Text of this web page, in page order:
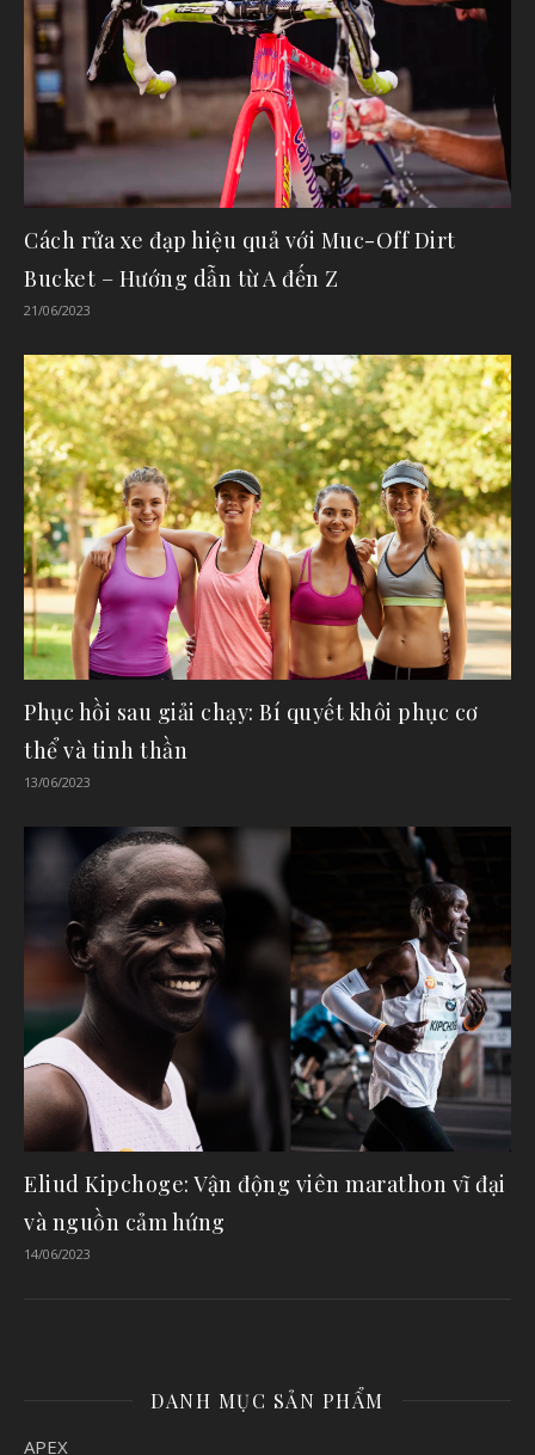
Cách rửa xe đạp hiệu quả với Muc-Off Dirt
Bucket – Hướng dẫn từ A đến Z
21/06/2023
Phục hồi sau giải chạy: Bí quyết khôi phục cơ
thể và tinh thần
13/06/2023
Eliud Kipchoge: Vận động viên marathon vĩ đại
và nguồn cảm hứng
14/06/2023
DANH MỤC SẢN PHẨM
APEX